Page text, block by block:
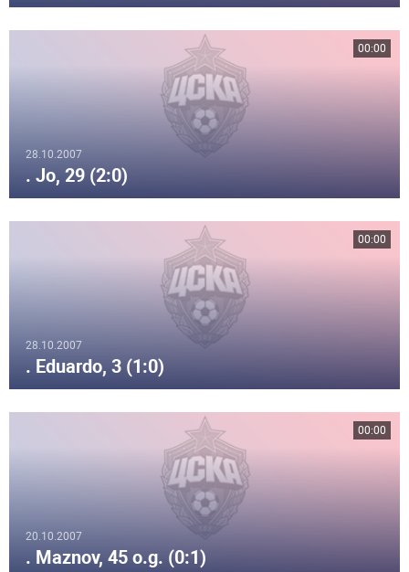
28.10.2007
. Jo, 29 (2:0)
00:00
28.10.2007
. Eduardo, 3 (1:0)
00:00
20.10.2007
. Maznov, 45 o.g. (0:1)
00:00